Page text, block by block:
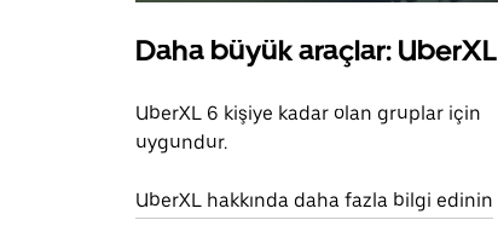
Daha büyük araçlar: UberXL
UberXL 6 kişiye kadar olan gruplar için
uygundur.
UberXL hakkında daha fazla bilgi edinin